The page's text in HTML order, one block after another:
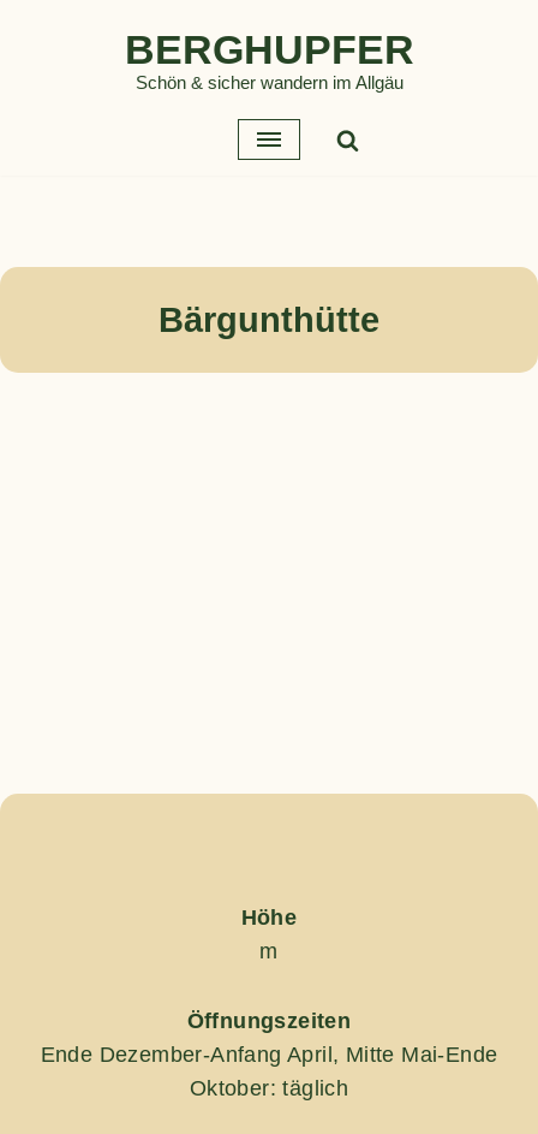
BERGHUPFER
Schön & sicher wandern im Allgäu
Bärgunthütte
Höhe
m
Öffnungszeiten
Ende Dezember-Anfang April, Mitte Mai-Ende
Oktober: täglich